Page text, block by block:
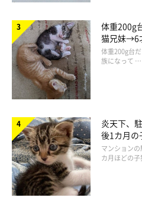
体重200g
猫兄妹→6
ほっこり！
体重200g台
族になって …
炎天下、
後1カ月
でツンデ
マンション
カ月ほどの